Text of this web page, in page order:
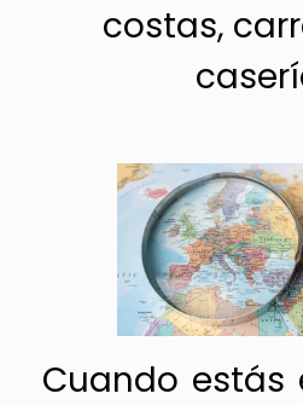
costas,
Cuando estás